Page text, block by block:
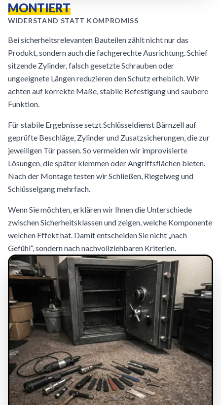
MONTIERT
WIDERSTAND STATT KOMPROMISS
Bei sicherheitsrelevanten Bauteilen zählt nicht nur das
Produkt, sondern auch die fachgerechte Ausrichtung. Schief
sitzende Zylinder, falsch gesetzte Schrauben oder
ungeeignete Längen reduzieren den Schutz erheblich. Wir
achten auf korrekte Maße, stabile Befestigung und saubere
Funktion.
Für stabile Ergebnisse setzt Schlüsseldienst Bärnzell auf
geprüfte Beschläge, Zylinder und Zusatzsicherungen, die zur
jeweiligen Tür passen. So vermeiden wir improvisierte
Lösungen, die später klemmen oder Angriffsflächen bieten.
Nach der Montage testen wir Schließen, Riegelweg und
Schlüsselgang mehrfach.
Wenn Sie möchten, erklären wir Ihnen die Unterschiede
zwischen Sicherheitsklassen und zeigen, welche Komponente
welchen Effekt hat. Damit entscheiden Sie nicht „nach
Gefühl“, sondern nach nachvollziehbaren Kriterien.